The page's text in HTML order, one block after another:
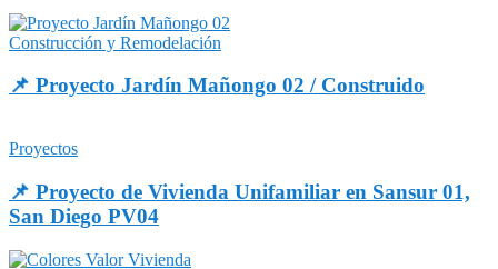
Construcción y Remodelación
📌 Proyecto Jardín Mañongo 02 / Construido
Proyectos
📌 Proyecto de Vivienda Unifamiliar en Sansur 01,
San Diego PV04